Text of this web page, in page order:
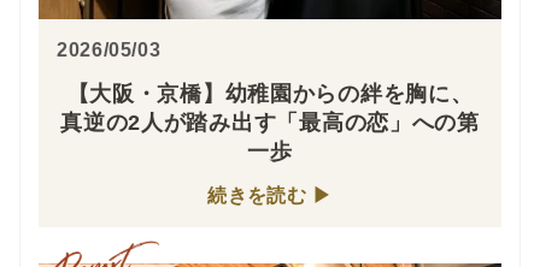
2026/05/03
【大阪・京橋】幼稚園からの絆を胸に、
真逆の2人が踏み出す「最高の恋」への第
一歩
続きを読む